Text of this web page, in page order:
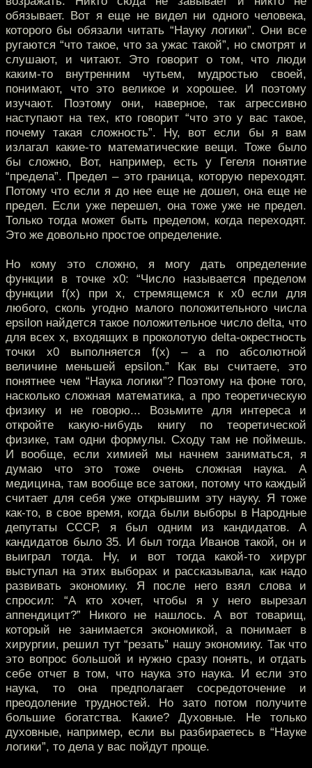
обязывает. Вот я еще не видел ни одного человека,
которого бы обязали читать “Науку логики”. Они все
ругаются “что такое, что за ужас такой”, но смотрят и
слушают, и читают. Это говорит о том, что люди
каким-то внутренним чутьем, мудростью своей,
понимают, что это великое и хорошее. И поэтому
изучают. Поэтому они, наверное, так агрессивно
наступают на тех, кто говорит “что это у вас такое,
почему такая сложность”. Ну, вот если бы я вам
излагал какие-то математические вещи. Тоже было
бы сложно, Вот, например, есть у Гегеля понятие
“предела”. Предел – это граница, которую переходят.
Потому что если я до нее еще не дошел, она еще не
предел. Если уже перешел, она тоже уже не предел.
Только тогда может быть пределом, когда переходят.
Это же довольно простое определение.
Но кому это сложно, я могу дать определение
функции в точке x0: “Число называется пределом
функции f(x) при x, стремящемся к x0 если для
любого, сколь угодно малого положительного числа
epsilon найдется такое положительное число delta, что
для всех x, входящих в проколотую delta-окрестность
точки x0 выполняется f(x) – a по абсолютной
величине меньшей epsilon.” Как вы считаете, это
понятнее чем “Наука логики”? Поэтому на фоне того,
насколько сложная математика, а про теоретическую
физику и не говорю... Возьмите для интереса и
откройте какую-нибудь книгу по теоретической
физике, там одни формулы. Сходу там не поймешь.
И вообще, если химией мы начнем заниматься, я
думаю что это тоже очень сложная наука. А
медицина, там вообще все затоки, потому что каждый
считает для себя уже открывшим эту науку. Я тоже
как-то, в свое время, когда были выборы в Народные
депутаты СССР, я был одним из кандидатов. А
кандидатов было 35. И был тогда Иванов такой, он и
выиграл тогда. Ну, и вот тогда какой-то хирург
выступал на этих выборах и рассказывала, как надо
развивать экономику. Я после него взял слова и
спросил: “А кто хочет, чтобы я у него вырезал
аппендицит?” Никого не нашлось. А вот товарищ,
который не занимается экономикой, а понимает в
хирургии, решил тут “резать” нашу экономику. Так что
это вопрос большой и нужно сразу понять, и отдать
себе отчет в том, что наука это наука. И если это
наука, то она предполагает сосредоточение и
преодоление трудностей. Но зато потом получите
большие богатства. Какие? Духовные. Не только
духовные, например, если вы разбираетесь в “Науке
логики”, то дела у вас пойдут проще.